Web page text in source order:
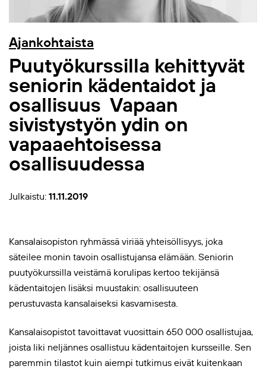
Ajankohtaista
Puutyökurssilla kehittyvät
seniorin kädentaidot ja
osallisuus  Vapaan
sivistystyön ydin on
vapaaehtoisessa
osallisuudessa
Julkaistu: 11.11.2019
Kansalaisopiston ryhmässä viriää yhteisöllisyys, joka
säteilee monin tavoin osallistujansa elämään. Seniorin
puutyökurssilla veistämä korulipas kertoo tekijänsä
kädentaitojen lisäksi muustakin: osallisuuteen
perustuvasta kansalaiseksi kasvamisesta.
Kansalaisopistot tavoittavat vuosittain 650 000 osallistujaa,
joista liki neljännes osallistuu kädentaitojen kursseille. Sen
paremmin tilastot kuin aiempi tutkimus eivät kuitenkaan